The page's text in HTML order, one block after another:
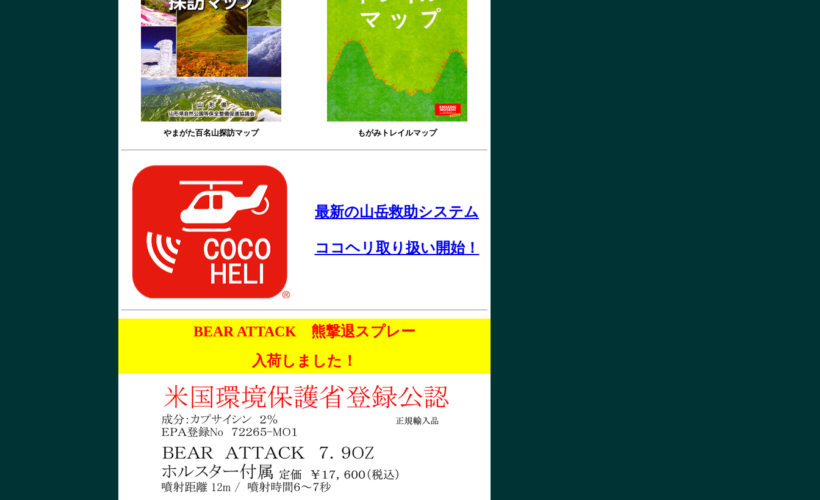
やまがた百名山探訪マップ もがみトレイルマップ
最新の山岳救助システム
ココヘリ取り扱い開始！
BEAR ATTACK 熊撃退スプレー
入荷しました！